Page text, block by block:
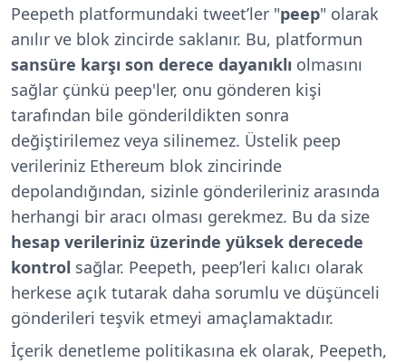
Peepeth platformundaki tweet’ler "peep" olarak
anılır ve blok zincirde saklanır. Bu, platformun
sansüre karşı son derece dayanıklı olmasını
sağlar çünkü peep'ler, onu gönderen kişi
tarafından bile gönderildikten sonra
değiştirilemez veya silinemez. Üstelik peep
verileriniz Ethereum blok zincirinde
depolandığından, sizinle gönderileriniz arasında
herhangi bir aracı olması gerekmez. Bu da size
hesap verileriniz üzerinde yüksek derecede
kontrol sağlar. Peepeth, peep’leri kalıcı olarak
herkese açık tutarak daha sorumlu ve düşünceli
gönderileri teşvik etmeyi amaçlamaktadır.
İçerik denetleme politikasına ek olarak, Peepeth,